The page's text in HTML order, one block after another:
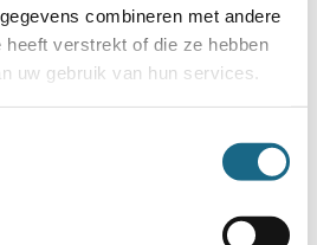
combineren met andere
heeft verstrekt of die ze hebben
uw gebruik van hun services.
mede mogelijk gemaakt
door: